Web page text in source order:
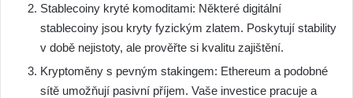
Stablecoiny kryté komoditami: Některé digitální
stablecoiny jsou kryty fyzickým zlatem. Poskytují stability
v době nejistoty, ale prověřte si kvalitu zajištění.
Kryptoměny s pevným stakingem: Ethereum a podobné
sítě umožňují pasivní příjem. Vaše investice pracuje a